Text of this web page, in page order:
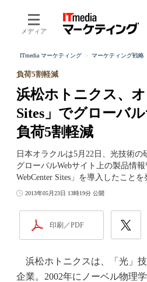
メディア
ITmedia マーケティング マーケティング戦略
浜松ホトニクス、
Sites」でグローバ
負荷5割軽減
負荷5割軽減
日本オラクルは5月22日、光技術
グローバルWebサイト上の製品情
WebCenter Sites」を導入したことを
2013年05月23日 13時19分 公開
印刷／PDF
浜松ホトニクスは、「光」
企業。2002年にノーベル物理